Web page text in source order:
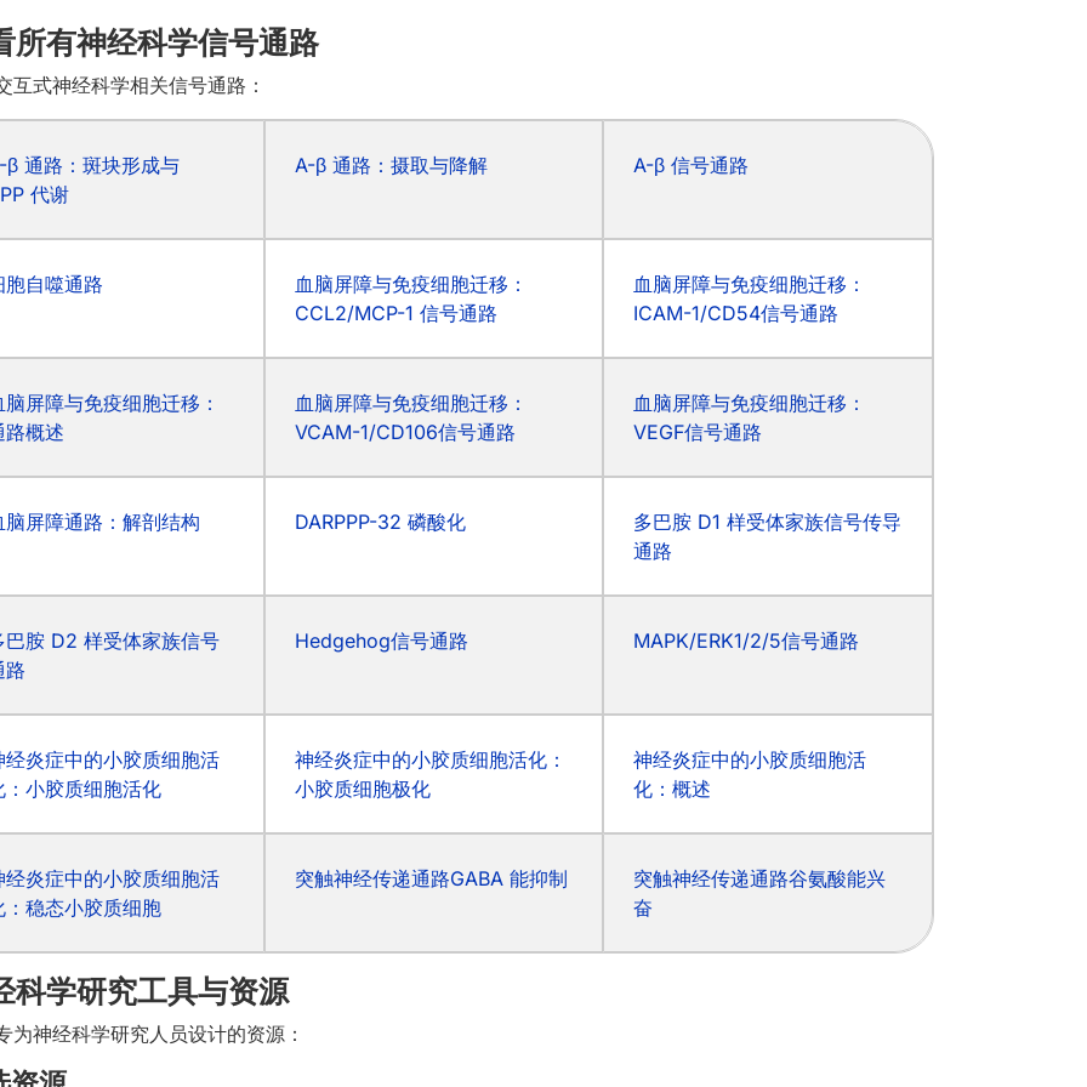
所有神经科学信号通路
互式神经科学相关信号通路：
β 通路：斑块形成与
代谢
A-β 通路：摄取与降解 A-β 信号通路
胞自噬通路
血脑屏障与免疫细胞迁移：
CCL2/MCP-1 信号通路
血脑屏障与免疫细胞迁移：
ICAM-1/CD54信号通路
脑屏障与免疫细胞迁移：
路概述
血脑屏障与免疫细胞迁移：
VCAM-1/CD106信号通路
血脑屏障与免疫细胞迁移：
VEGF信号通路
脑屏障通路：解剖结构 DARPPP-32 磷酸化
多巴胺 D1 样受体家族信号传导
通路
巴胺 D2 样受体家族信号
路
Hedgehog信号通路 MAPK/ERK1/2/5信号通路
经炎症中的小胶质细胞活
：小胶质细胞活化
神经炎症中的小胶质细胞活化：
小胶质细胞极化
神经炎症中的小胶质细胞活
化：概述
经炎症中的小胶质细胞活
：稳态小胶质细胞
突触神经传递通路GABA 能抑制
突触神经传递通路谷氨酸能兴
奋
科学研究工具与资源
为神经科学研究人员设计的资源：